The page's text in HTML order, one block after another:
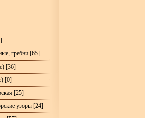
гребни [65]
[36]
[0]
[25]
узоры [24]